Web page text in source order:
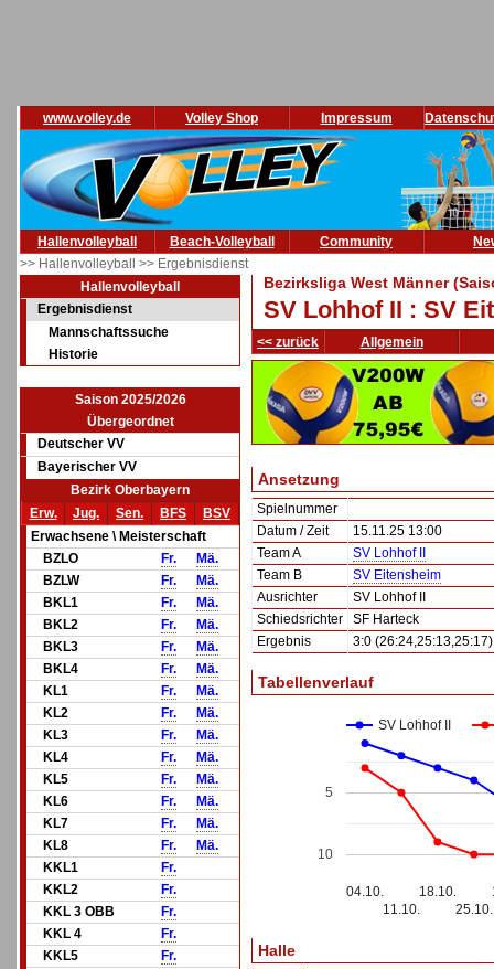
www.volley.de Volley Shop Impressum
Hallenvolleyball Beach-Volleyball Community
>> Hallenvolleyball >> Ergebnisdienst
Hallenvolleyball
Ergebnisdienst
Mannschaftssuche
Historie
Saison 2025/2026
Übergeordnet
Deutscher VV
Bayerischer VV
Bezirk Oberbayern
Erw.
Jug. Sen. BFS
BSV
Erwachsene \ Meisterschaft
BZLO
Fr.
Mä.
BZLW
Fr.
Mä.
BKL1
Fr.
Mä.
BKL2
Fr.
Mä.
BKL3
Fr.
Mä.
BKL4
Fr.
Mä.
KL1
Fr.
Mä.
KL2
Fr.
Mä.
KL3
Fr.
Mä.
KL4
Fr.
Mä.
KL5
Fr.
Mä.
KL6
Fr.
Mä.
KL7
Fr.
Mä.
KL8
Fr.
Mä.
KKL1
Fr.
KKL2
Fr.
KKL 3 OBB
Fr.
KKL 4
Fr.
KKL5
Fr.
Bezirksliga West Männer
SV Lohhof II : SV
<< zurück Allgemein
Ansetzung
Spielnummer
Datum / Zeit
15.11.25 13:00
Team A
SV Lohhof II
Team B
SV Eitensheim
Ausrichter
SV Lohhof II
Schiedsrichter
SF Harteck
Ergebnis
3:0 (26:24,25:13,25:17)
Tabellenverlauf
SV Lohhof II
04.10.
11.10.
18.10.
25.10.
5
10
Halle